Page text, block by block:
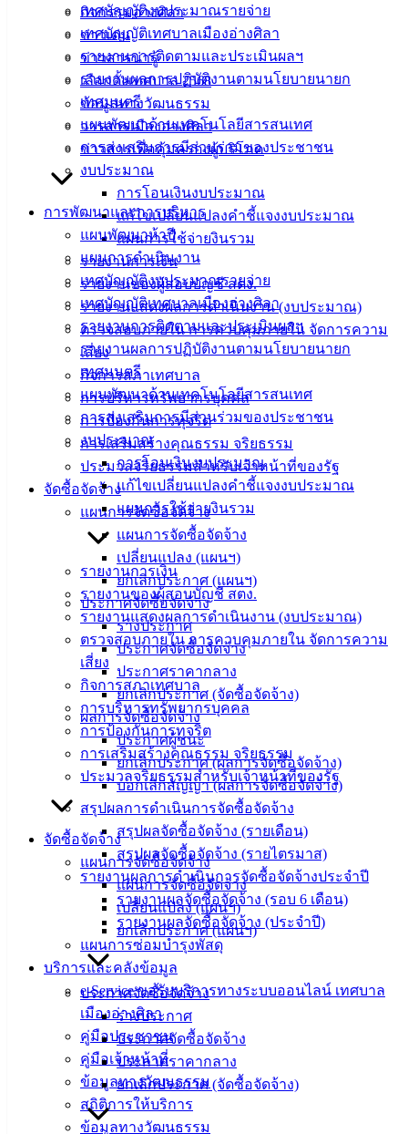
เทศบัญญัติงบประมาณรายจ่าย
เทศบัญญัติเทศบาลเมืองอ่างศิลา
รายงานการติดตามและประเมินผลฯ
รายงานผลการปฏิบัติงานตามนโยบายนายก
เทศมนตรี
แผนพัฒนาด้านเทคโนโลยีสารสนเทศ
การส่งเสริมการมีส่วนร่วมของประชาชน
งบประมาณ
การโอนเงินงบประมาณ
แก้ไขเปลี่ยนแปลงคำชี้แจงงบประมาณ
แผนการใช้จ่ายงินรวม
รายงานการเงิน
รายงานของผู้สอบบัญชี สตง.
รายงานแสดงผลการดำเนินงาน (งบประมาณ)
ตรวจสอบภายใน การควบคุมภายใน จัดการความ
เสี่ยง
กิจการสภาเทศบาล
การบริหารทรัพยากรบุคคล
การป้องกันการทุจริต
การเสริมสร้างคุณธรรม จริยธรรม
ประมวลจริยธรรมสำหรับเจ้าหน้าที่ของรัฐ
จัดซื้อจัดจ้าง
แผนการจัดซื้อจัดจ้าง
แผนการจัดซื้อจัดจ้าง
เปลี่ยนแปลง (แผนฯ)
ยกเลิกประกาศ (แผนฯ)
ประกาศจัดซื้อจัดจ้าง
ร่างประกาศ
ประกาศจัดซื้อจัดจ้าง
ประกาศราคากลาง
ยกเลิกประกาศ (จัดซื้อจัดจ้าง)
ผลการจัดซื้อจัดจ้าง
ประกาศผู้ชนะ
ยกเลิกประกาศ (ผลการจัดซื้อจัดจ้าง)
บอกเลิกสัญญา (ผลการจัดซื้อจัดจ้าง)
สรุปผลการดำเนินการจัดซื้อจัดจ้าง
สรุปผลจัดซื้อจัดจ้าง (รายเดือน)
สรุปผลจัดซื้อจัดจ้าง (รายไตรมาส)
รายงานผลการดำเนินการจัดซื้อจัดจ้างประจำปี
รายงานผลจัดซื้อจัดจ้าง (รอบ 6 เดือน)
รายงานผลจัดซื้อจัดจ้าง (ประจำปี)
แผนการซ่อมบำรุงพัสดุ
บริการและคลังข้อมูล
e-Service ขอรับบริการทางระบบออนไลน์ เทศบาล
เมืองอ่างศิลา
คู่มือประชาชน
คู่มือเจ้าหน้าที่
ข้อมูลทางวัฒนธรรม
สถิติการให้บริการ
ข้อมูลทางวัฒนธรรม
กิจกรรมอ่างศิลา
ข่าวเด่น
ข่าวสารน่ารู้
เลือกตั้งเทศบาล 2568
ข้อมูลทางวัฒนธรรม
วารสารเมืองอ่างศิลา
ข่าวสารเพื่อคุ้มครองผู้บริโภค
การพัฒนาและการบริหาร
แผนพัฒนาห้าปี
แผนการดำเนินงาน
เทศบัญญัติงบประมาณรายจ่าย
เทศบัญญัติเทศบาลเมืองอ่างศิลา
รายงานการติดตามและประเมินผลฯ
รายงานผลการปฏิบัติงานตามนโยบายนายก
เทศมนตรี
แผนพัฒนาด้านเทคโนโลยีสารสนเทศ
การส่งเสริมการมีส่วนร่วมของประชาชน
งบประมาณ
การโอนเงินงบประมาณ
แก้ไขเปลี่ยนแปลงคำชี้แจงงบประมาณ
แผนการใช้จ่ายงินรวม
รายงานการเงิน
รายงานของผู้สอบบัญชี สตง.
รายงานแสดงผลการดำเนินงาน (งบประมาณ)
ตรวจสอบภายใน การควบคุมภายใน จัดการความ
เสี่ยง
กิจการสภาเทศบาล
การบริหารทรัพยากรบุคคล
การป้องกันการทุจริต
การเสริมสร้างคุณธรรม จริยธรรม
ประมวลจริยธรรมสำหรับเจ้าหน้าที่ของรัฐ
จัดซื้อจัดจ้าง
แผนการจัดซื้อจัดจ้าง
แผนการจัดซื้อจัดจ้าง
เปลี่ยนแปลง (แผนฯ)
ยกเลิกประกาศ (แผนฯ)
ประกาศจัดซื้อจัดจ้าง
ร่างประกาศ
ประกาศจัดซื้อจัดจ้าง
ประกาศราคากลาง
ยกเลิกประกาศ (จัดซื้อจัดจ้าง)
เมืองอ่าง
สำนักงาน
เทศบาลเมือง
อ่างศิลา 90/338
ม.3 ต.เสม็ด
อ.เมือง จ.ชลบุรี
038-
142-100-104
บริการ
ประชาชน
ดาวน์โหลด
แบบ
เอกสาร
ประชาชน/
คู่มือการ
ปฏิบัติ
งาน
ข่าวสาร
ศุนย์
ข้อมูล
ข่าวสาร
อิเล็กทรอนิกส์
องค์
ความรู้
(Knowledge
Management)
สายตรง
ประวัติ
เทศบาล
ผู้บริหาร
หัวหน้า